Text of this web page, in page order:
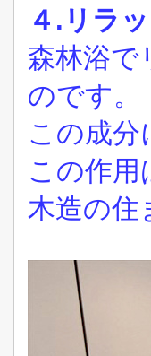
４.リラ
森林浴で
のです。
この成分
この作
木造の住